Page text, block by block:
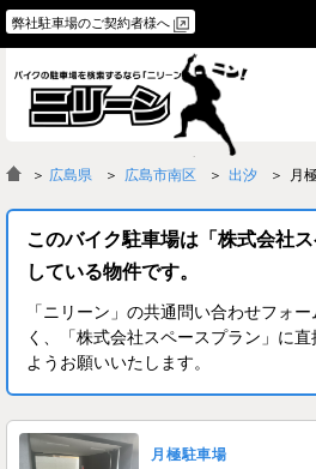
弊社駐車場のご契約者様へ
物件一覧
よくあるご質問
＞ 広島県 広島市南区 出汐 月
このバイク駐車場は「株式会社
している物件です。
「ニリーン」の共通問い合わせフォ
く、「株式会社スペースプラン」に
ようお願いいたします。
月極駐車場